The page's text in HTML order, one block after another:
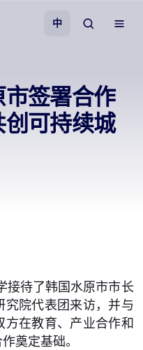
中
签署合作
可持续城
接待了韩国水原市市长
院代表团来访，并与
在教育、产业合作和
奠定基础。